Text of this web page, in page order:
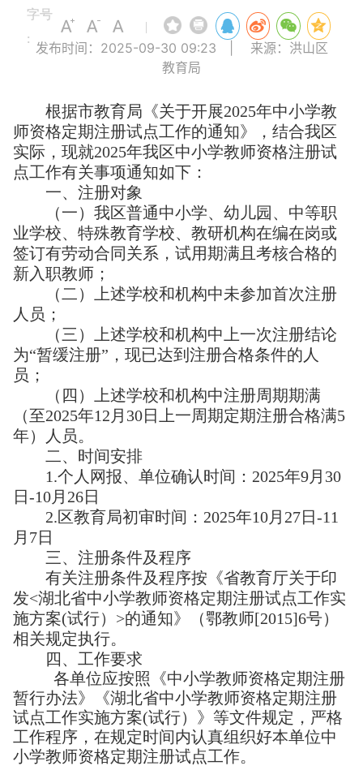
字号
:
|
发布时间：2025-09-30 09:23
来源：洪山区
教育局
根据市教育局《关于开展2025年中小学教
师资格定期注册试点工作的通知》，结合我区
实际，现就2025年我区中小学教师资格注册试
点工作有关事项通知如下：
一、 注册对象
（一）我区普通中小学、幼儿园、中等职
业学校、特殊教育学校、教研机构在编在岗或
签订有劳动合同关系，试用期满且考核合格的
新入职教师；
（二）上述学校和机构中未参加首次注册
人员；
（三）上述学校和机构中上一次注册结论
为“暂缓注册”，现已达到注册合格条件的人
员；
（四）上述学校和机构中注册周期期满
（至2025年12月30日上一周期定期注册合格满5
年）人员。
二、时间安排
1.个人网报、单位确认时间：2025年9月30
日-10月26日
2.区教育局初审时间：2025年10月27日-11
月7日
三、注册条件及程序
有关注册条件及程序按《省教育厅关于印
发<湖北省中小学教师资格定期注册试点工作实
施方案(试行）>的通知》（鄂教师[2015]6号）
相关规定执行。
四、工作要求
各单位应按照《中小学教师资格定期注册
暂行办法》《湖北省中小学教师资格定期注册
试点工作实施方案(试行）》等文件规定，严格
工作程序，在规定时间内认真组织好本单位中
小学教师资格定期注册试点工作。